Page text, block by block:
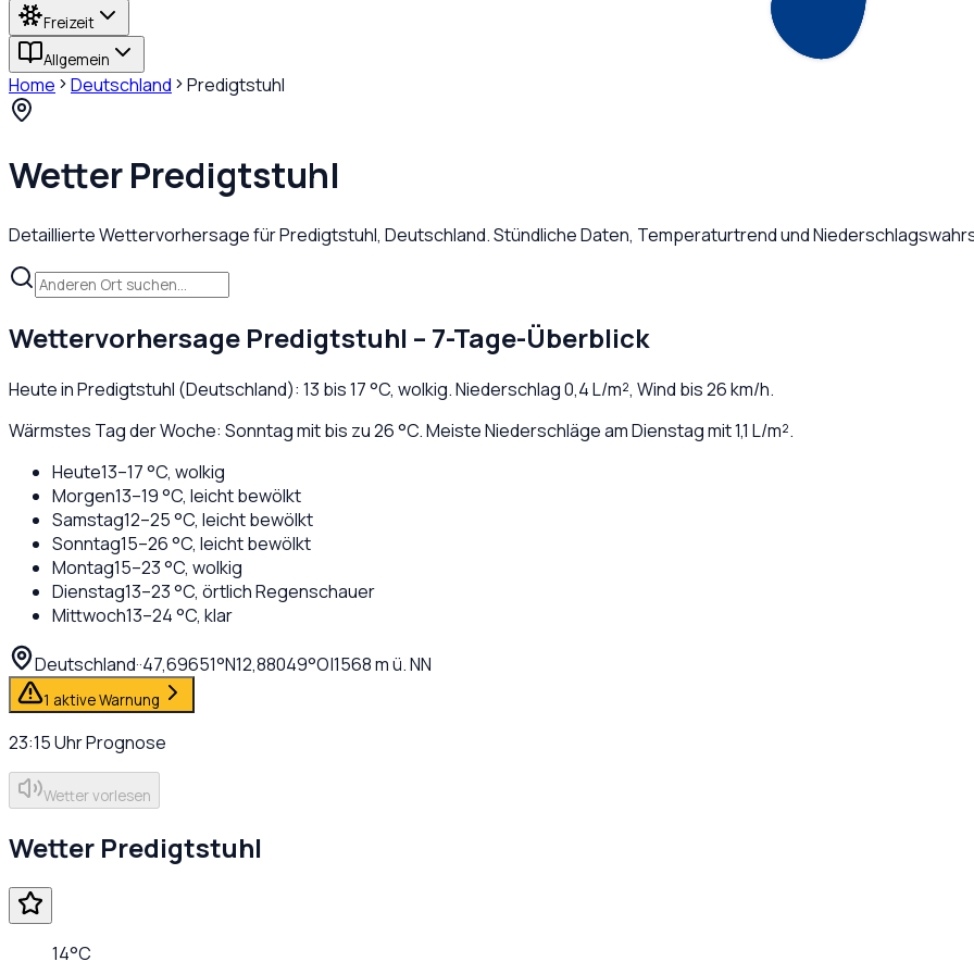
Freizeit
Allgemein
Home Deutschland Predigtstuhl
WetterPredigtstuhl
Detaillierte Wettervorhersage fürPredigtstuhl, Deutschland. Stündliche Daten, Temperaturtrend und
Wettervorhersage Predigtstuhl – 7-Tage-Überblick
Heute inPredigtstuhl (Deutschland): 13 bis17°C, wolkig. Niederschlag0,4L/m², Wind bis26km/h.
Wärmstes Tag der Woche: Sonntag mit bis zu 26 °C. Meiste Niederschläge am Dienstag mit 1,1 L/m².
Heute13–17°C, wolkig
Morgen13–19°C, leicht bewölkt
Samstag12–25°C, leicht bewölkt
Sonntag15–26°C, leicht bewölkt
Montag15–23°C, wolkig
Dienstag13–23°C, örtlich Regenschauer
Mittwoch13–24°C, klar
Deutschland··47,69651°N12,88049°O|1568m ü. NN
1 aktive Warnung
23:15UhrPrognose
Wetter vorlesen
Wetter Predigtstuhl
14°C